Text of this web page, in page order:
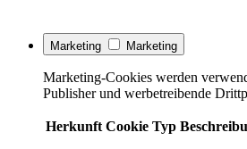
Marketing Marketing
Marketing-Cookies werden
Publisher und werbetreibende
Herkunft Cookie Typ